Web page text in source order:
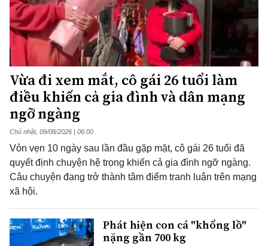
Vừa đi xem mắt, cô gái 26 tuổi làm
điều khiến cả gia đình và dân mạng
ngỡ ngàng
Chủ nhật, 09/08/2026 | 06:00
Vỏn vẹn 10 ngày sau lần đầu gặp mặt, cô gái 26 tuổi đã
quyết định chuyện hệ trọng khiến cả gia đình ngỡ ngàng.
Câu chuyện đang trở thành tâm điểm tranh luận trên mạng
xã hội.
Phát hiện con cá "khổng lồ"
nặng gần 700 kg